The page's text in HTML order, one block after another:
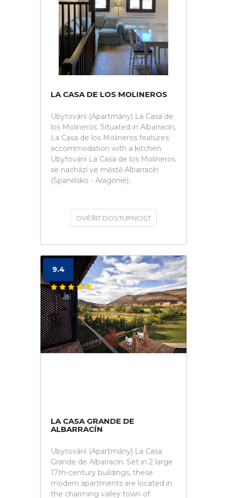
LA CASA DE LOS MOLINEROS
Ubytování (Apartmány) La Casa de
los Molineros. Situated in Albarracín,
La Casa de los Molineros features
accommodation with a kitchen.
Ubytování La Casa de los Molineros
se nachází ve městě Albarracín
(Španělsko - Aragonie).
OVĚŘIT DOSTUPNOST
9.4
LA CASA GRANDE DE
ALBARRACÍN
Ubytování (Apartmány) La Casa
Grande de Albarracín. Set in 2 large
17th-century buildings, these
modern apartments are located in
the charming valley town of